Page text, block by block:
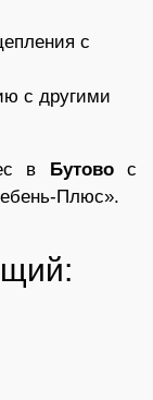
с
с другими
в Бутовос
Плюс».